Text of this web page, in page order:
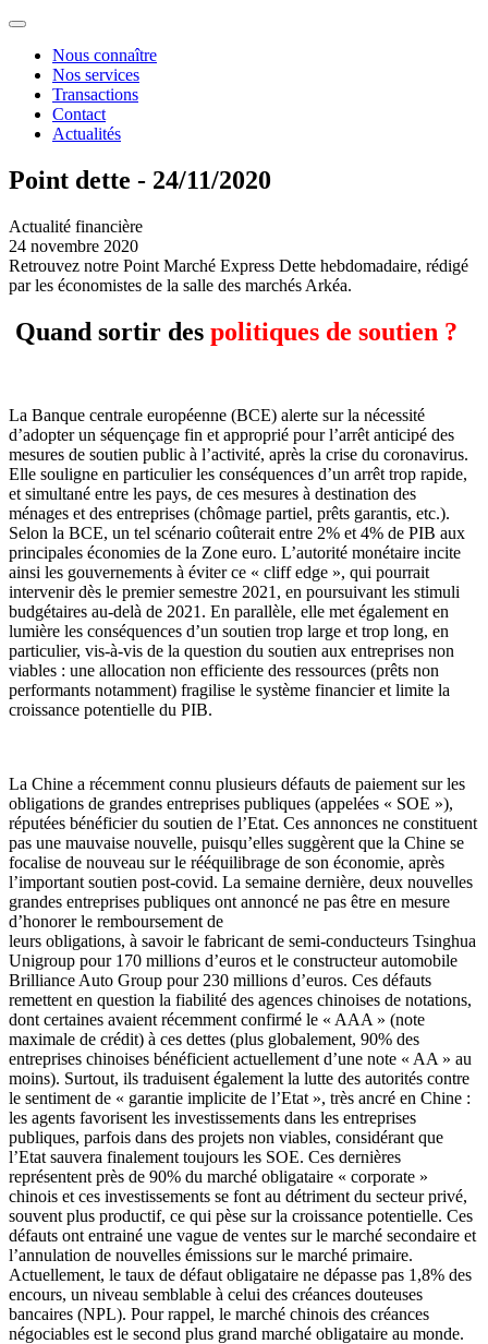
Nous connaître
Nos services
Transactions
Contact
Actualités
Point dette - 24/11/2020
Actualité financière
24 novembre 2020
Retrouvez notre Point Marché Express Dette hebdomadaire, rédigé
par les économistes de la salle des marchés Arkéa.
Quand sortir des politiques de soutien ?
La Banque centrale européenne (BCE) alerte sur la nécessité
d’adopter un séquençage fin et approprié pour l’arrêt anticipé des
mesures de soutien public à l’activité, après la crise du coronavirus.
Elle souligne en particulier les conséquences d’un arrêt trop rapide,
et simultané entre les pays, de ces mesures à destination des
ménages et des entreprises (chômage partiel, prêts garantis, etc.).
Selon la BCE, un tel scénario coûterait entre 2% et 4% de PIB aux
principales économies de la Zone euro. L’autorité monétaire incite
ainsi les gouvernements à éviter ce « cliff edge », qui pourrait
intervenir dès le premier semestre 2021, en poursuivant les stimuli
budgétaires au-delà de 2021. En parallèle, elle met également en
lumière les conséquences d’un soutien trop large et trop long, en
particulier, vis-à-vis de la question du soutien aux entreprises non
viables : une allocation non efficiente des ressources (prêts non
performants notamment) fragilise le système financier et limite la
croissance potentielle du PIB.
La Chine a récemment connu plusieurs défauts de paiement sur les
obligations de grandes entreprises publiques (appelées « SOE »),
réputées bénéficier du soutien de l’Etat. Ces annonces ne constituent
pas une mauvaise nouvelle, puisqu’elles suggèrent que la Chine se
focalise de nouveau sur le rééquilibrage de son économie, après
l’important soutien post-covid. La semaine dernière, deux nouvelles
grandes entreprises publiques ont annoncé ne pas être en mesure
d’honorer le remboursement de
leurs obligations, à savoir le fabricant de semi-conducteurs Tsinghua
Unigroup pour 170 millions d’euros et le constructeur automobile
Brilliance Auto Group pour 230 millions d’euros. Ces défauts
remettent en question la fiabilité des agences chinoises de notations,
dont certaines avaient récemment confirmé le « AAA » (note
maximale de crédit) à ces dettes (plus globalement, 90% des
entreprises chinoises bénéficient actuellement d’une note « AA » au
moins). Surtout, ils traduisent également la lutte des autorités contre
le sentiment de « garantie implicite de l’Etat », très ancré en Chine :
les agents favorisent les investissements dans les entreprises
publiques, parfois dans des projets non viables, considérant que
l’Etat sauvera finalement toujours les SOE. Ces dernières
représentent près de 90% du marché obligataire « corporate »
chinois et ces investissements se font au détriment du secteur privé,
souvent plus productif, ce qui pèse sur la croissance potentielle. Ces
défauts ont entrainé une vague de ventes sur le marché secondaire et
l’annulation de nouvelles émissions sur le marché primaire.
Actuellement, le taux de défaut obligataire ne dépasse pas 1,8% des
encours, un niveau semblable à celui des créances douteuses
bancaires (NPL). Pour rappel, le marché chinois des créances
négociables est le second plus grand marché obligataire au monde.